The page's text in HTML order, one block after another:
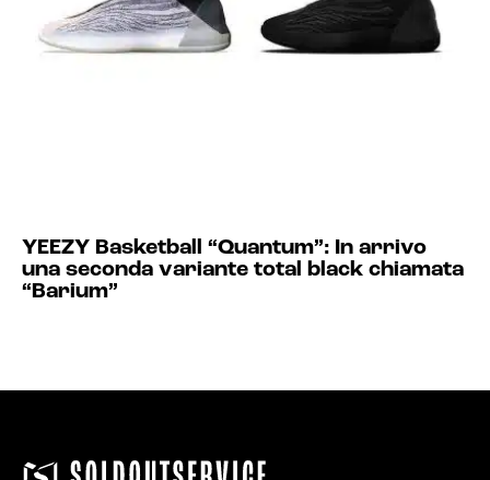
YEEZY Basketball “Quantum”: In arrivo
una seconda variante total black chiamata
“Barium”